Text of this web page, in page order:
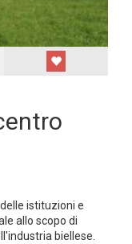
istituzioni e
allo scopo di
biellese.